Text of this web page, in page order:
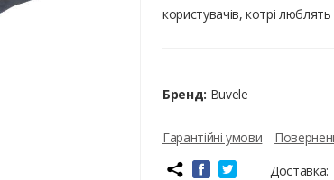
користувачів, котрі
Бренд: Buvele
Гарантійні умови
Доставка: